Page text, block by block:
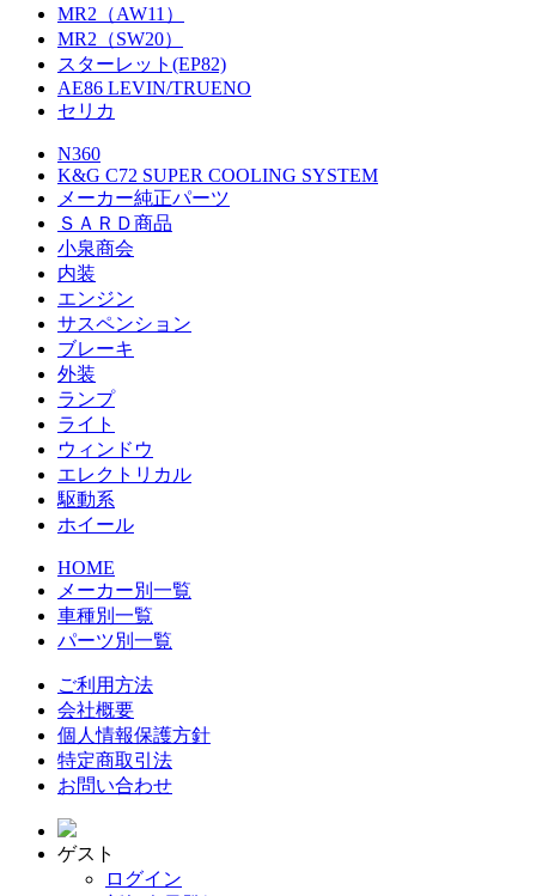
MR2（AW11）
MR2（SW20）
スターレット(EP82)
AE86 LEVIN/TRUENO
セリカ
N360
K&G C72 SUPER COOLING SYSTEM
メーカー純正パーツ
ＳＡＲＤ商品
小泉商会
内装
エンジン
サスペンション
ブレーキ
外装
ランプ
ライト
ウィンドウ
エレクトリカル
駆動系
ホイール
HOME
メーカー別一覧
車種別一覧
パーツ別一覧
ご利用方法
会社概要
個人情報保護方針
特定商取引法
お問い合わせ
ゲスト
ログイン